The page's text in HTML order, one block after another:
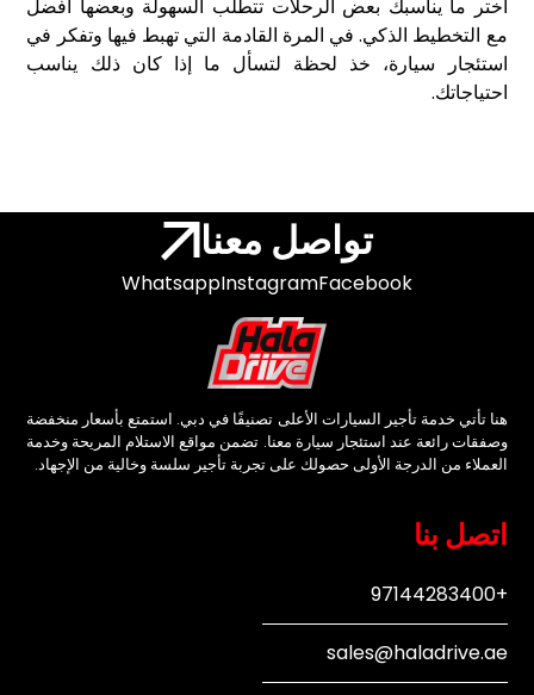
اختر ما يناسبك بعض الرحلات تتطلب السهولة وبعضها أفضل
مع التخطيط الذكي. في المرة القادمة التي تهبط فيها وتفكر في
استئجار سيارة، خذ لحظة لتسأل ما إذا كان ذلك يناسب
احتياجاتك.
تواصل معنا
Facebook
Instagram
Whatsapp
هنا تأتي خدمة تأجير السيارات الأعلى تصنيفًا في دبي. استمتع بأسعار منخفضة
وصفقات رائعة عند استئجار سيارة معنا. تضمن مواقع الاستلام المريحة وخدمة
العملاء من الدرجة الأولى حصولك على تجربة تأجير سلسة وخالية من الإجهاد.
اتصل بنا
+97144283400
sales@haladrive.ae